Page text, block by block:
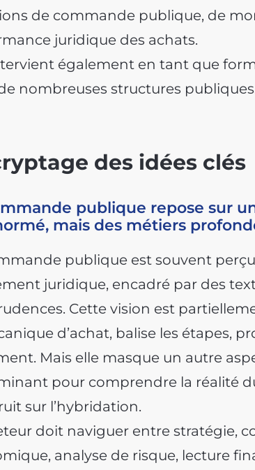
de commande publique, de
juridique des achats.
également en tant que
nombreuses structures
des idées clés
publique repose sur
mais des métiers
publique est souvent
juridique, encadré par des
Cette vision est
d’achat, balise les étapes,
Mais elle masque un autre
pour comprendre la réalité
sur l’hybridation.
doit naviguer entre stratégie,
analyse de risque, lecture